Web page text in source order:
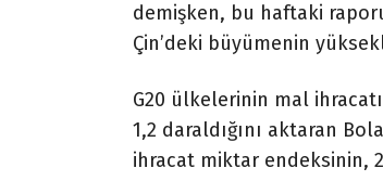
demişken, bu haftaki
Çin’deki büyümenin
G20 ülkelerinin mal
1,2 daraldığını aktaran
ihracat miktar endeksinin,